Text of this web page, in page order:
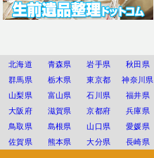
北海道 青森県 岩手県 秋田県
群馬県
栃木県 東京都 神奈川県
山梨県
富山県 石川県 福井県
大阪府
滋賀県 京都府 兵庫県
鳥取県
島根県 山口県 愛媛県
佐賀県
熊本県 大分県 長崎県